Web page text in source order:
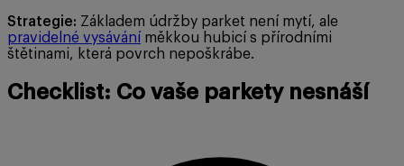
Strategie: Základem údržby parket není mytí, ale
pravidelné vysávání měkkou hubicí s přírodními
štětinami, která povrch nepoškrábe.
Checklist: Co vaše parkety nesnáší